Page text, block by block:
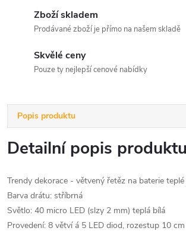
Zboží skladem
Prodávané zboží je přímo na našem skladě
Skvělé ceny
Pouze ty nejlepší cenové nabídky
Popis produktu
Detailní popis produktu
Trendy dekorace - větvený řetěz na baterie
Barva drátu: stříbrná
Světlo: 40 micro LED (slzy 2 mm) teplá bílá
Provedení: 8 větví á 5 LED diod, rozestup 10 cm